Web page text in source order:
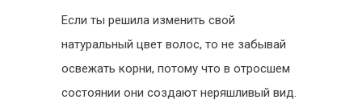
Если ты решила изменить свой
натуральный цвет волос, то не забывай
освежать корни, потому что в отросшем
состоянии они создают неряшливый вид.